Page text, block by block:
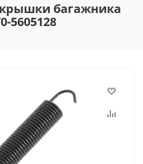
багажника
5605128